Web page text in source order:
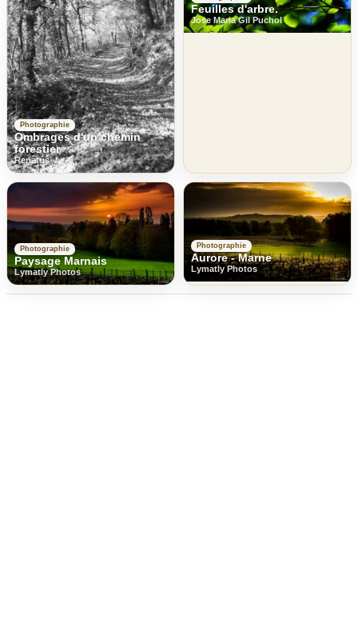
Photographie
Ombrages d'un chemin
forestier
Renatus
Feuilles d'arbre.
Jose Maria Gil Puchol
Photographie
Paysage Marnais
Lymatly Photos
Photographie
Aurore - Marne
Lymatly Photos